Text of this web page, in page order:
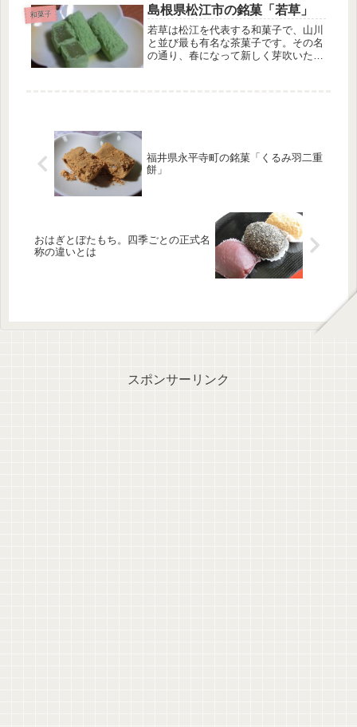
パッケージは和風なのに中身は和洋折
衷菓子である ANA国際線ビジネス...
和菓子 島根県松江市の銘菓「若草」
若草は松江を代表する和菓子で、山川
と並び最も有名な茶菓子です。その名
の通り、春になって新しく芽吹いた新
福井県永平寺町の銘菓「くるみ羽二重
餅」
おはぎとぼたもち。四季ごとの正式名
称の違いとは
スポンサーリンク